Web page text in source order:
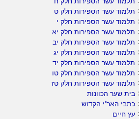
תלמוד עשר הספירות חלק ט
תלמוד עשר הספירות חלק י
תלמוד עשר הספירות חלק יא
תלמוד עשר הספירות חלק יב
תלמוד עשר הספירות חלק יג
תלמוד עשר הספירות חלק יד
תלמוד עשר הספירות חלק טו
תלמוד עשר הספירות חלק טז
בית שער הכוונות
כתבי האר"י הקדוש
עץ חיים